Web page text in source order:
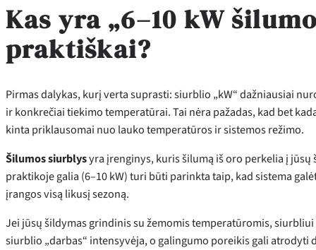
Kas yra „6–10 kW
praktiškai?
Pirmas dalykas, kurį verta suprasti: siurblio „kW“ dažniausiai
ir konkrečiai tiekimo temperatūrai. Tai nėra pažadas, kad bet
kinta priklausomai nuo lauko temperatūros ir sistemos režimo.
Šilumos siurblysyra įrenginys, kuris šilumą iš oro perkelia į
praktikoje galia (6–10 kW) turi būti parinkta taip, kad sistema
įrangos visą likusį sezoną.
Jei jūsų šildymas grindinis su žemomis temperatūromis,
siurblio „darbas“ intensyvėja, o galingumo poreikis gali atrodyti